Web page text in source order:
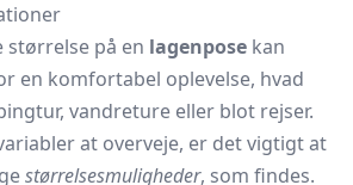
på en lagenpose kan
en komfortabel oplevelse, hvad
vandreture eller blot rejser.
at overveje, er det vigtigt at
størrelsesmuligheder, som findes.